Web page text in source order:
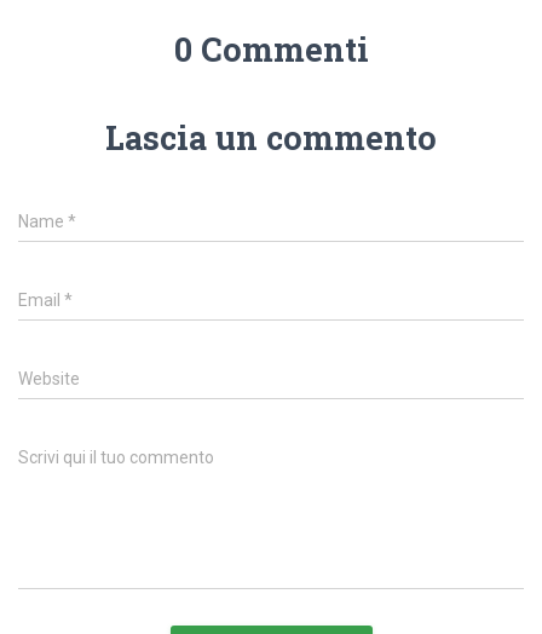
0 Commenti
Lascia un commento
Name *
Email *
Website
Scrivi qui il tuo commento